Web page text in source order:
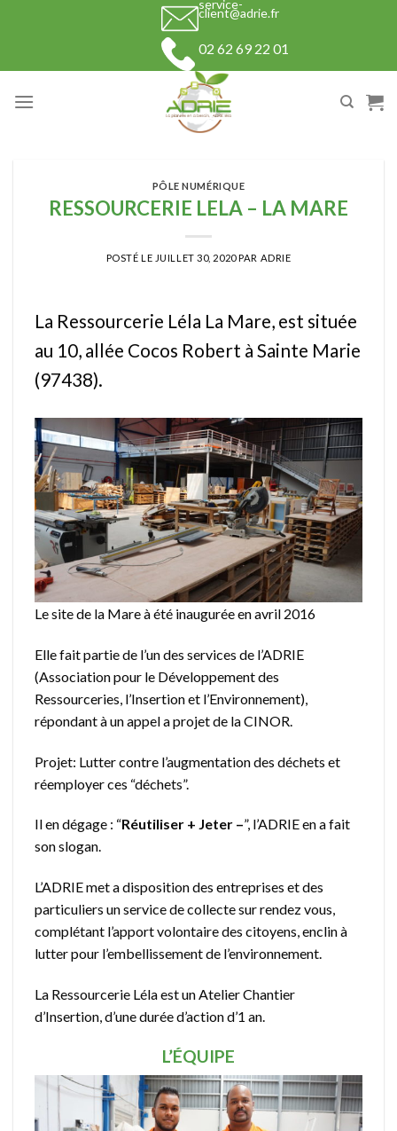
service-
client@adrie.fr
02 62 69 22 01
PÔLE NUMÉRIQUE
RESSOURCERIE LELA – LA MARE
POSTÉ LE JUILLET 30, 2020PAR ADRIE
La Ressourcerie Léla La Mare, est située
au 10, allée Cocos Robert à Sainte Marie
(97438).
Le site de la Mare à été inaugurée en avril 2016
Elle fait partie de l’un des services de l’ADRIE
(Association pour le Développement des
Ressourceries, l’Insertion et l’Environnement),
répondant à un appel a projet de la CINOR.
Projet: Lutter contre l’augmentation des déchets et
réemployer ces “déchets”.
Il en dégage : “Réutiliser + Jeter –”, l’ADRIE en a fait
son slogan.
L’ADRIE met a disposition des entreprises et des
particuliers un service de collecte sur rendez vous,
complétant l’apport volontaire des citoyens, enclin à
lutter pour l’embellissement de l’environnement.
La Ressourcerie Léla est un Atelier Chantier
d’Insertion, d’une durée d’action d’1 an.
L’ÉQUIPE